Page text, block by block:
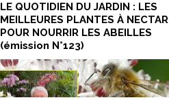
LE QUOTIDIEN DU JARDIN : LES
MEILLEURES PLANTES À NECTAR
POUR NOURRIR LES ABEILLES
(émission N°123)